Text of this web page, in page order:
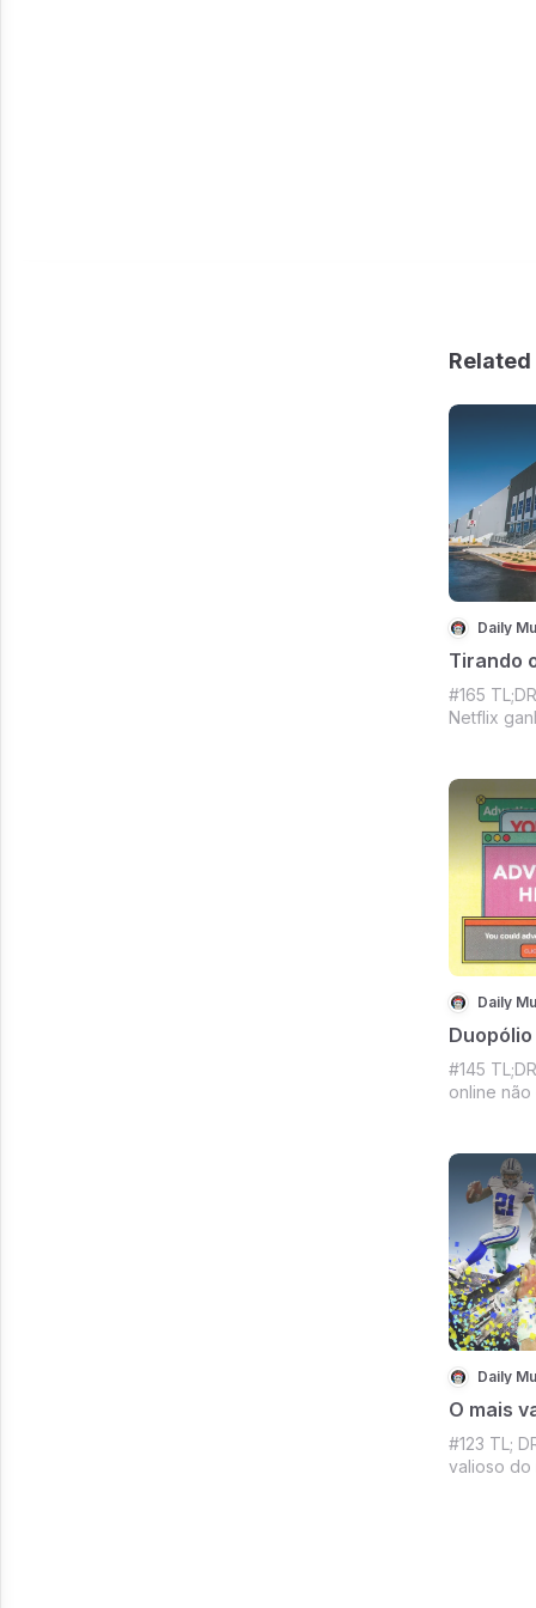
Daily
Tirando
#165
Netflix
Bola de
Mercado
tem muito
Daily
#145
online não
Marilyn, O
audiência
treta das
Daily
O mais
#123 TL;
valioso do